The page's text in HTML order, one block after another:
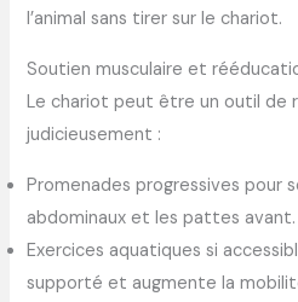
l’animal sans tirer sur le chariot.
Soutien musculaire et
Le chariot peut être un outil de
judicieusement :
Promenades progressives pour
abdominaux et les pattes avant.
Exercices aquatiques si
supporté et augmente la